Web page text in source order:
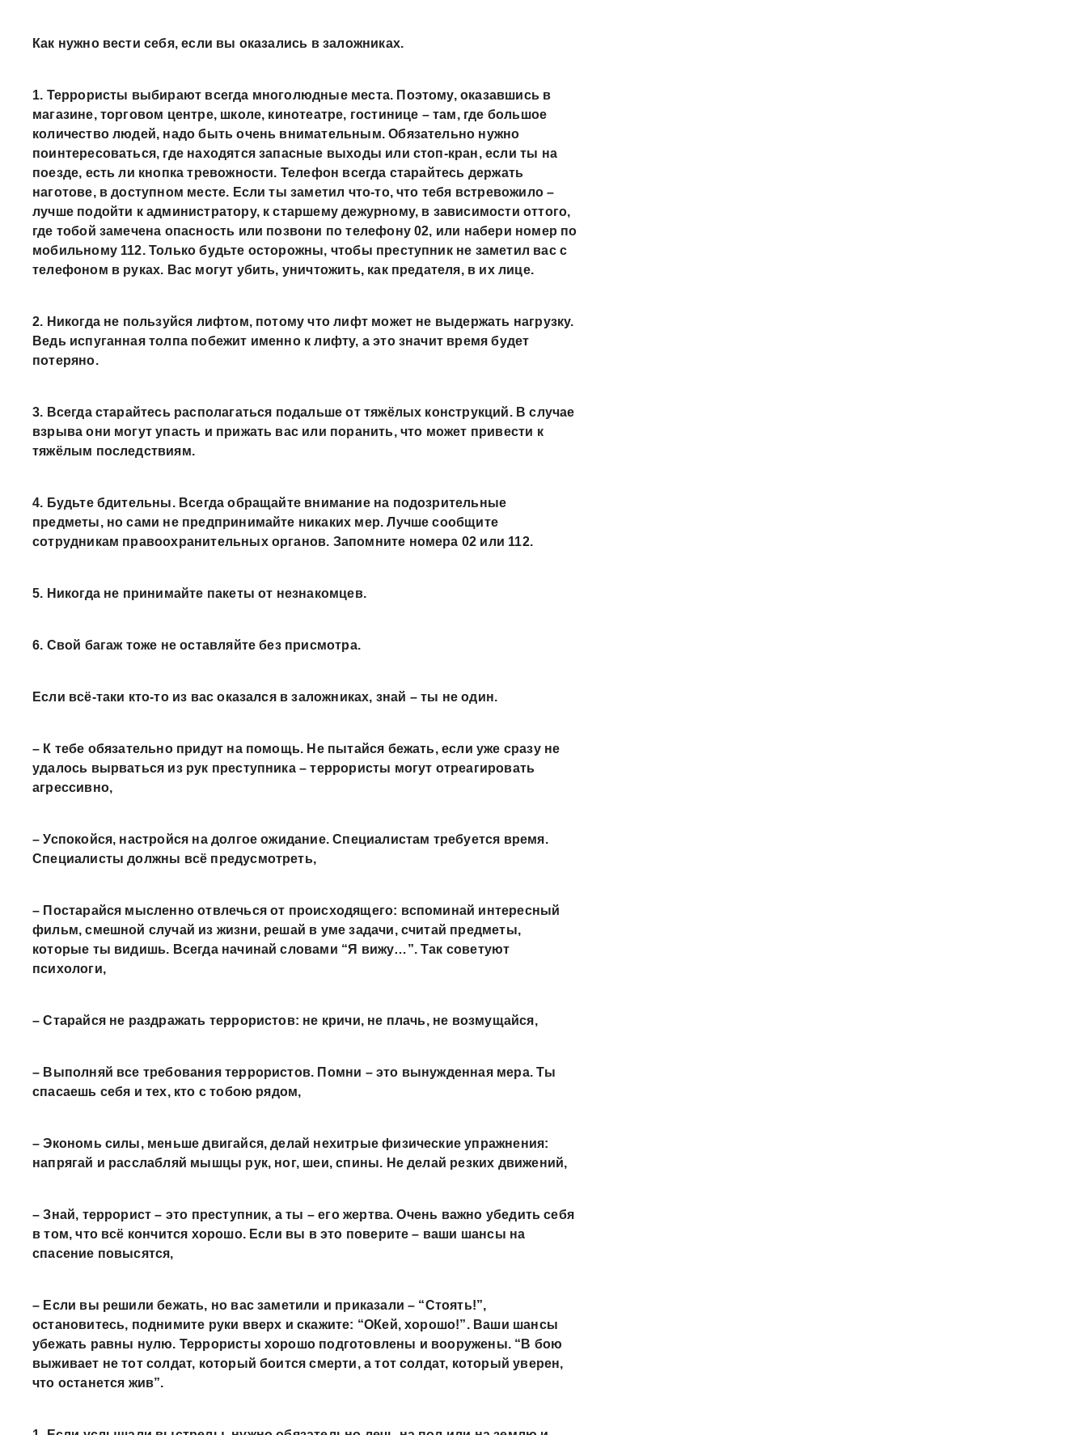
Как нужно вести себя, если вы оказались в заложниках.
1. Террористы выбирают всегда многолюдные места. Поэтому, оказавшись в
магазине, торговом центре, школе, кинотеатре, гостинице – там, где большое
количество людей, надо быть очень внимательным. Обязательно нужно
поинтересоваться, где находятся запасные выходы или стоп-кран, если ты на
поезде, есть ли кнопка тревожности. Телефон всегда старайтесь держать
наготове, в доступном месте. Если ты заметил что-то, что тебя встревожило –
лучше подойти к администратору, к старшему дежурному, в зависимости оттого,
где тобой замечена опасность или позвони по телефону 02, или набери номер по
мобильному 112. Только будьте осторожны, чтобы преступник не заметил вас с
телефоном в руках. Вас могут убить, уничтожить, как предателя, в их лице.
2. Никогда не пользуйся лифтом, потому что лифт может не выдержать нагрузку.
Ведь испуганная толпа побежит именно к лифту, а это значит время будет
потеряно.
3. Всегда старайтесь располагаться подальше от тяжёлых конструкций. В случае
взрыва они могут упасть и прижать вас или поранить, что может привести к
тяжёлым последствиям.
4. Будьте бдительны. Всегда обращайте внимание на подозрительные
предметы, но сами не предпринимайте никаких мер. Лучше сообщите
сотрудникам правоохранительных органов. Запомните номера 02 или 112.
5. Никогда не принимайте пакеты от незнакомцев.
6. Свой багаж тоже не оставляйте без присмотра.
Если всё-таки кто-то из вас оказался в заложниках, знай – ты не один.
– К тебе обязательно придут на помощь. Не пытайся бежать, если уже сразу не
удалось вырваться из рук преступника – террористы могут отреагировать
агрессивно,
– Успокойся, настройся на долгое ожидание. Специалистам требуется время.
Специалисты должны всё предусмотреть,
– Постарайся мысленно отвлечься от происходящего: вспоминай интересный
фильм, смешной случай из жизни, решай в уме задачи, считай предметы,
которые ты видишь. Всегда начинай словами “Я вижу…”. Так советуют
психологи,
– Старайся не раздражать террористов: не кричи, не плачь, не возмущайся,
– Выполняй все требования террористов. Помни – это вынужденная мера. Ты
спасаешь себя и тех, кто с тобою рядом,
– Экономь силы, меньше двигайся, делай нехитрые физические упражнения:
напрягай и расслабляй мышцы рук, ног, шеи, спины. Не делай резких движений,
– Знай, террорист – это преступник, а ты – его жертва. Очень важно убедить себя
в том, что всё кончится хорошо. Если вы в это поверите – ваши шансы на
спасение повысятся,
– Если вы решили бежать, но вас заметили и приказали – “Стоять!”,
остановитесь, поднимите руки вверх и скажите: “ОКей, хорошо!”. Ваши шансы
убежать равны нулю. Террористы хорошо подготовлены и вооружены. “В бою
выживает не тот солдат, который боится смерти, а тот солдат, который уверен,
что останется жив”.